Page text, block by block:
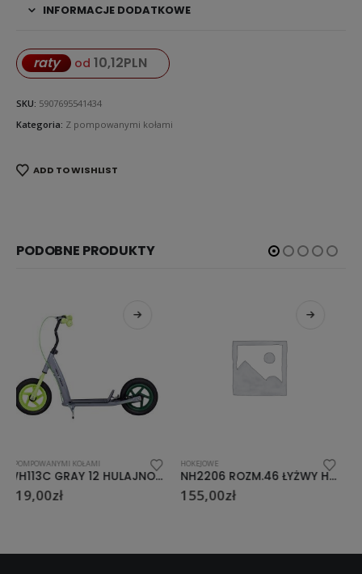
INFORMACJE DODATKOWE
raty od 10,12PLN
SKU: 5907695541434
Kategoria: Z pompowanymi kołami
ADD TO WISHLIST
PODOBNE PRODUKTY
HOKEJOWE
155,00zł
Z POMPOWANYMI KOŁAMI
299,00zł